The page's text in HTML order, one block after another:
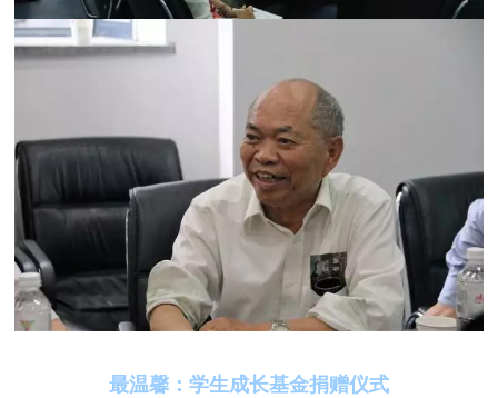
最温馨：学生成长基金捐赠仪式